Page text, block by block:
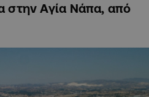
στην Αγία Νάπα, από